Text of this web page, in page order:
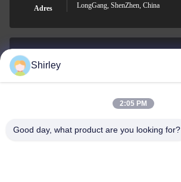
Adres
LongGang, ShenZhen, China
0086-18148506772
Shirley
2:05 PM
Good day, what product are you looking for?